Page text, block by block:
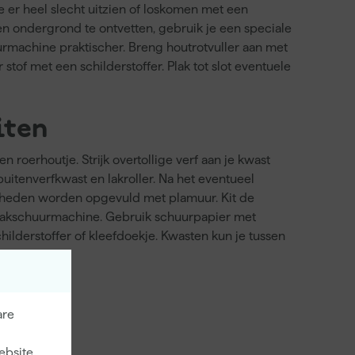
er heel slecht uitzien of loskomen met een
ondergrond te ontvetten, gebruik je een speciale
praktischer. Breng houtrotvuller aan met
met een schilderstoffer. Plak tot slot eventuele
roerhoutje. Strijk overtollige verf aan je kwast
en lakroller. Na het eventueel
worden opgevuld met plamuur. Kit de
Gebruik schuurpapier met
of kleefdoekje. Kwasten kun je tussen